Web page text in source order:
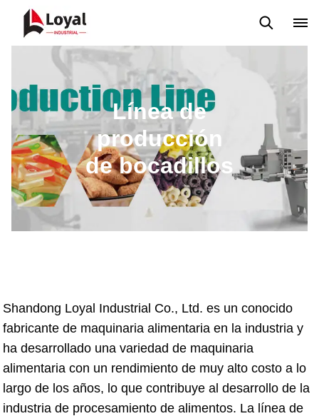
Back to Top Prices List
Línea de
producción
de bocadillos
Shandong Loyal Industrial Co., Ltd. es un conocido
fabricante de maquinaria alimentaria en la industria y
ha desarrollado una variedad de maquinaria
alimentaria con un rendimiento de muy alto costo a lo
largo de los años, lo que contribuye al desarrollo de la
industria de procesamiento de alimentos. La línea de